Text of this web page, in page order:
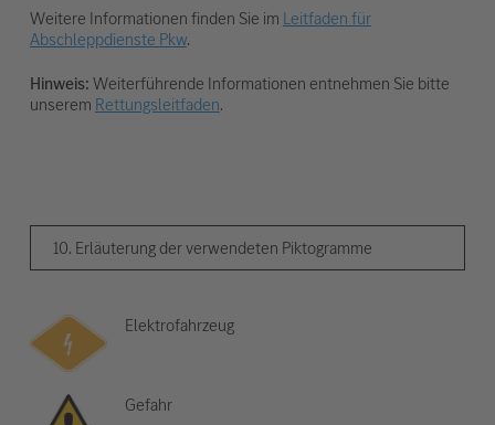
Weitere Informationen finden Sie im Leitfaden für
Abschleppdienste Pkw.
Hinweis:Weiterführende Informationen entnehmen Sie bitte
unserem Rettungsleitfaden.
10. Erläuterung der verwendeten Piktogramme
Elektrofahrzeug
Gefahr